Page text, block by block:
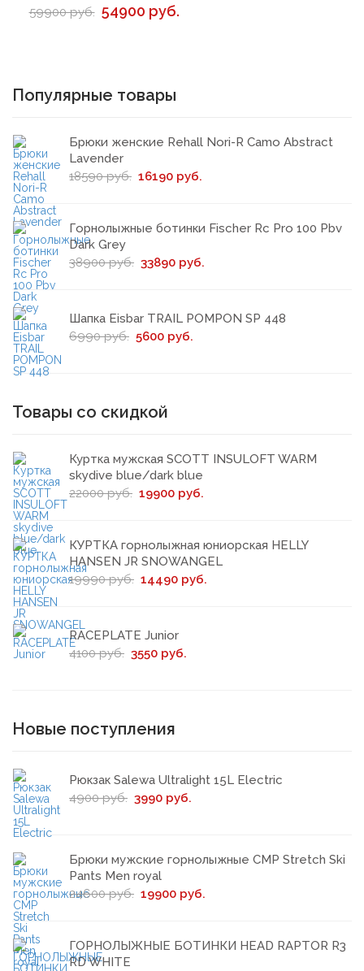
59900 руб. 54900 руб.
Популярные товары
Брюки женские Rehall Nori-R Camo Abstract
Lavender
18590 руб. 16190 руб.
Горнолыжные ботинки Fischer Rc Pro 100 Pbv
Dark Grey
38900 руб. 33890 руб.
Шапка Eisbar TRAIL POMPON SP 448
6990 руб. 5600 руб.
Товары со скидкой
Куртка мужская SCOTT INSULOFT WARM
skydive blue/dark blue
22000 руб. 19900 руб.
КУРТКА горнолыжная юниорская HELLY
HANSEN JR SNOWANGEL
19990 руб. 14490 руб.
RACEPLATE Junior
4100 руб. 3550 руб.
Новые поступления
Рюкзак Salewa Ultralight 15L Electric
4900 руб. 3990 руб.
Брюки мужские горнолыжные CMP Stretch Ski
Pants Men royal
24600 руб. 19900 руб.
ГОРНОЛЫЖНЫЕ БОТИНКИ HEAD RAPTOR R3
RD WHITE